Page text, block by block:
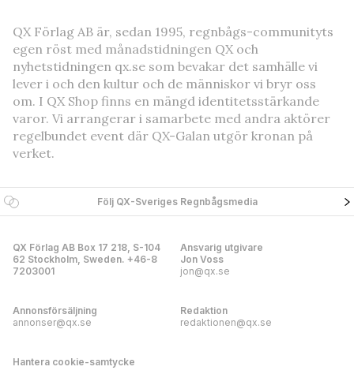
QX Förlag AB är, sedan 1995, regnbågs-communityts
egen röst med månadstidningen QX och
nyhetstidningen qx.se som bevakar det samhälle vi
lever i och den kultur och de människor vi bryr oss
om. I QX Shop finns en mängd identitetsstärkande
varor. Vi arrangerar i samarbete med andra aktörer
regelbundet event där QX-Galan utgör kronan på
verket.
Följ QX-Sveriges Regnbågsmedia
QX Förlag AB Box 17 218, S-104
62 Stockholm, Sweden. +46-8
7203001
Ansvarig utgivare
Jon Voss
jon@qx.se
Annonsförsäljning
annonser@qx.se
Redaktion
redaktionen@qx.se
Hantera cookie-samtycke